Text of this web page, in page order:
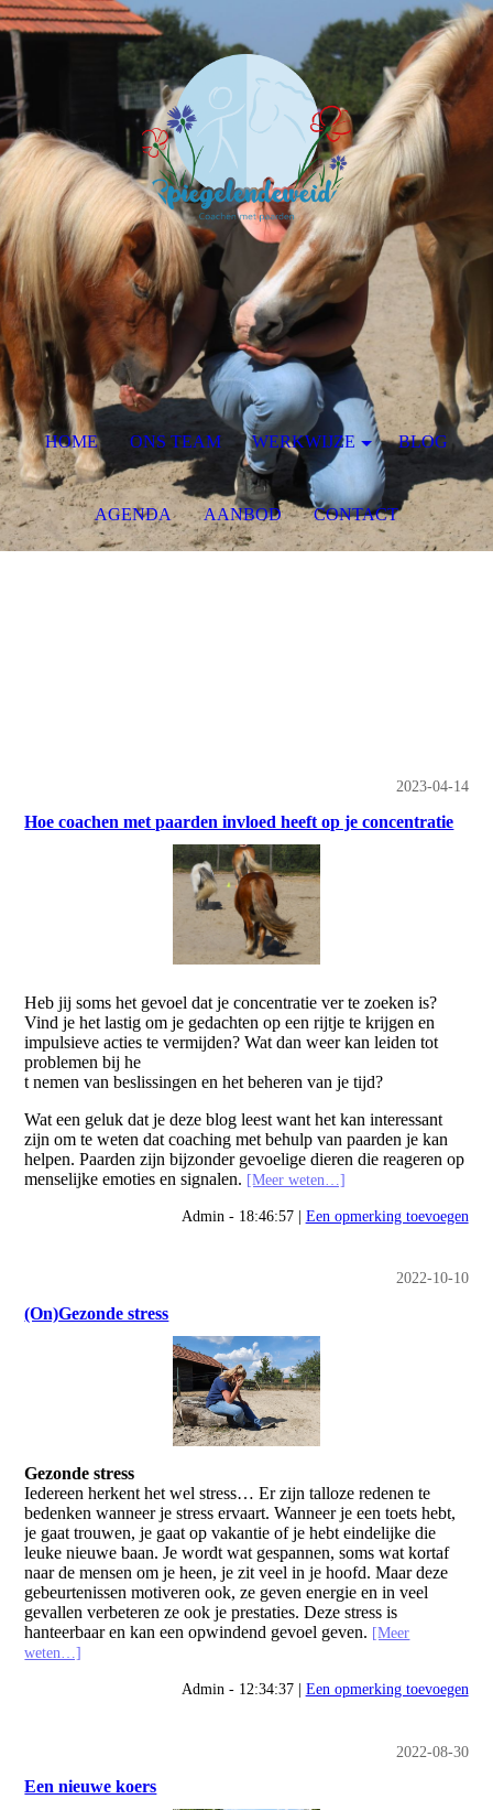
2023-04-14
Hoe coachen met paarden invloed heeft op je concentratie
Heb jij soms het gevoel dat je concentratie ver te zoeken is?
Vind je het lastig om je gedachten op een rijtje te krijgen en
impulsieve acties te vermijden? Wat dan weer kan leiden tot
problemen bij he
t nemen van beslissingen en het beheren van je tijd?
Wat een geluk dat je deze blog leest want het kan interessant
zijn om te weten dat coaching met behulp van paarden je kan
helpen. Paarden zijn bijzonder gevoelige dieren die reageren op
menselijke emoties en signalen. [Meer weten…]
Admin - 18:46:57 | Een opmerking toevoegen
2022-10-10
(On)Gezonde stress
Gezonde stress
Iedereen herkent het wel stress… Er zijn talloze redenen te
bedenken wanneer je stress ervaart. Wanneer je een toets hebt,
je gaat trouwen, je gaat op vakantie of je hebt eindelijke die
leuke nieuwe baan. Je wordt wat gespannen, soms wat kortaf
naar de mensen om je heen, je zit veel in je hoofd. Maar deze
gebeurtenissen motiveren ook, ze geven energie en in veel
gevallen verbeteren ze ook je prestaties. Deze stress is
hanteerbaar en kan een opwindend gevoel geven. [Meer
weten…]
Admin - 12:34:37 | Een opmerking toevoegen
2022-08-30
Een nieuwe koers
HOME ONS TEAM WERKWIJZE BLOG
AGENDA AANBOD CONTACT